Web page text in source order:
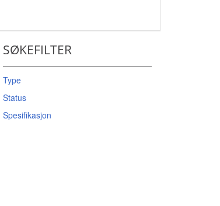
SØKEFILTER
Type
Status
Spesifikasjon